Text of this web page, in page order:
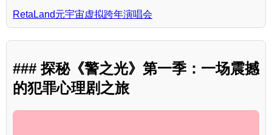
RetaLand元宇宙虚拟跨年演唱会
### 探秘《警之光》第一季：一场震撼
的犯罪心理剧之旅